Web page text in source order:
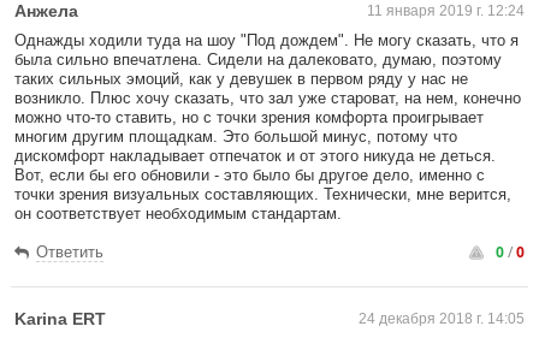
Анжела 11 января 2019 г. 12:24
Однажды ходили туда на шоу "Под дождем". Не могу сказать, что я
была сильно впечатлена. Сидели на далековато, думаю, поэтому
таких сильных эмоций, как у девушек в первом ряду у нас не
возникло. Плюс хочу сказать, что зал уже староват, на нем, конечно
можно что-то ставить, но с точки зрения комфорта проигрывает
многим другим площадкам. Это большой минус, потому что
дискомфорт накладывает отпечаток и от этого никуда не деться.
Вот, если бы его обновили - это было бы другое дело, именно с
точки зрения визуальных составляющих. Технически, мне верится,
он соответствует необходимым стандартам.
Ответить 0/0
Karina ERT 24 декабря 2018 г. 14:05